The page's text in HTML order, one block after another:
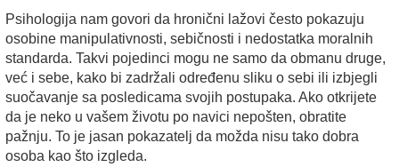
Psihologija nam govori da hronični lažovi često pokazuju
osobine manipulativnosti, sebičnosti i nedostatka moralnih
standarda. Takvi pojedinci mogu ne samo da obmanu druge,
već i sebe, kako bi zadržali određenu sliku o sebi ili izbjegli
suočavanje sa posledicama svojih postupaka. Ako otkrijete
da je neko u vašem životu po navici nepošten, obratite
pažnju. To je jasan pokazatelj da možda nisu tako dobra
osoba kao što izgleda.